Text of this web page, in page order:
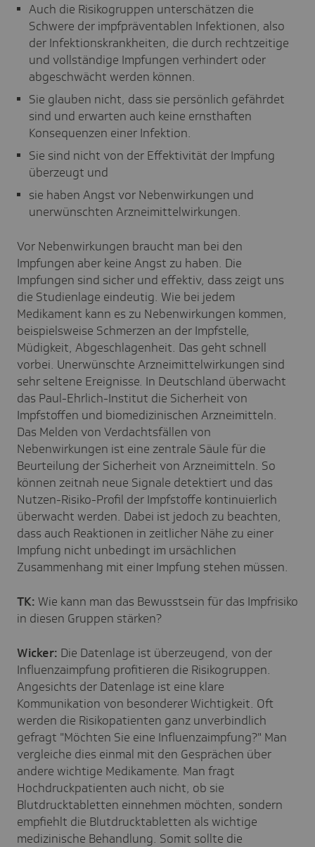
Auch die Risikogruppen unterschätzen die
Schwere der impfpräventablen Infektionen, also
der Infektionskrankheiten, die durch rechtzeitige
und vollständige Impfungen verhindert oder
abgeschwächt werden können.
Sie glauben nicht, dass sie persönlich gefährdet
sind und erwarten auch keine ernsthaften
Konsequenzen einer Infektion.
Sie sind nicht von der Effektivität der Impfung
überzeugt und
sie haben Angst vor Nebenwirkungen und
unerwünschten Arzneimittelwirkungen.
Vor Nebenwirkungen braucht man bei den
Impfungen aber keine Angst zu haben. Die
Impfungen sind sicher und effektiv, dass zeigt uns
die Studienlage eindeutig. Wie bei jedem
Medikament kann es zu Nebenwirkungen kommen,
beispielsweise Schmerzen an der Impfstelle,
Müdigkeit, Abgeschlagenheit. Das geht schnell
vorbei. Unerwünschte Arzneimittelwirkungen sind
sehr seltene Ereignisse. In Deutschland überwacht
das Paul-Ehrlich-Institut die Sicherheit von
Impfstoffen und biomedizinischen Arzneimitteln.
Das Melden von Verdachtsfällen von
Nebenwirkungen ist eine zentrale Säule für die
Beurteilung der Sicherheit von Arzneimitteln. So
können zeitnah neue Signale detektiert und das
Nutzen-Risiko-Profil der Impfstoffe kontinuierlich
überwacht werden. Dabei ist jedoch zu beachten,
dass auch Reaktionen in zeitlicher Nähe zu einer
Impfung nicht unbedingt im ursächlichen
Zusammenhang mit einer Impfung stehen müssen.
TK: Wie kann man das Bewusstsein für das Impfrisiko
in diesen Gruppen stärken?
Wicker: Die Datenlage ist überzeugend, von der
Influenzaimpfung profitieren die Risikogruppen.
Angesichts der Datenlage ist eine klare
Kommunikation von besonderer Wichtigkeit. Oft
werden die Risikopatienten ganz unverbindlich
gefragt "Möchten Sie eine Influenzaimpfung?" Man
vergleiche dies einmal mit den Gesprächen über
andere wichtige Medikamente. Man fragt
Hochdruckpatienten auch nicht, ob sie
Blutdrucktabletten einnehmen möchten, sondern
empfiehlt die Blutdrucktabletten als wichtige
medizinische Behandlung. Somit sollte die